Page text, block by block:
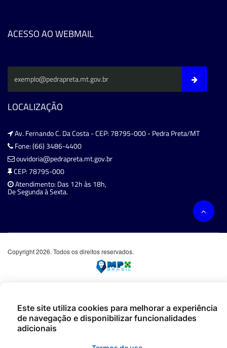
ACESSO AO WEBMAIL
LOCALIZAÇÃO
Av. Fernando C. Da Costa - CEP: 78795-000 - Pedra Preta/MT
Fone: (66) 3486-4400
ouvidoria@pedrapreta.mt.gov.br
CEP: 78795-000
Atendimento: Das 12h às 18h,
De Segunda à Sexta.
Copyright 2026. Todos os direitos reservados.
Este site utiliza cookies para melhorar a experiência
de navegação e disponibilizar funcionalidades
adicionais